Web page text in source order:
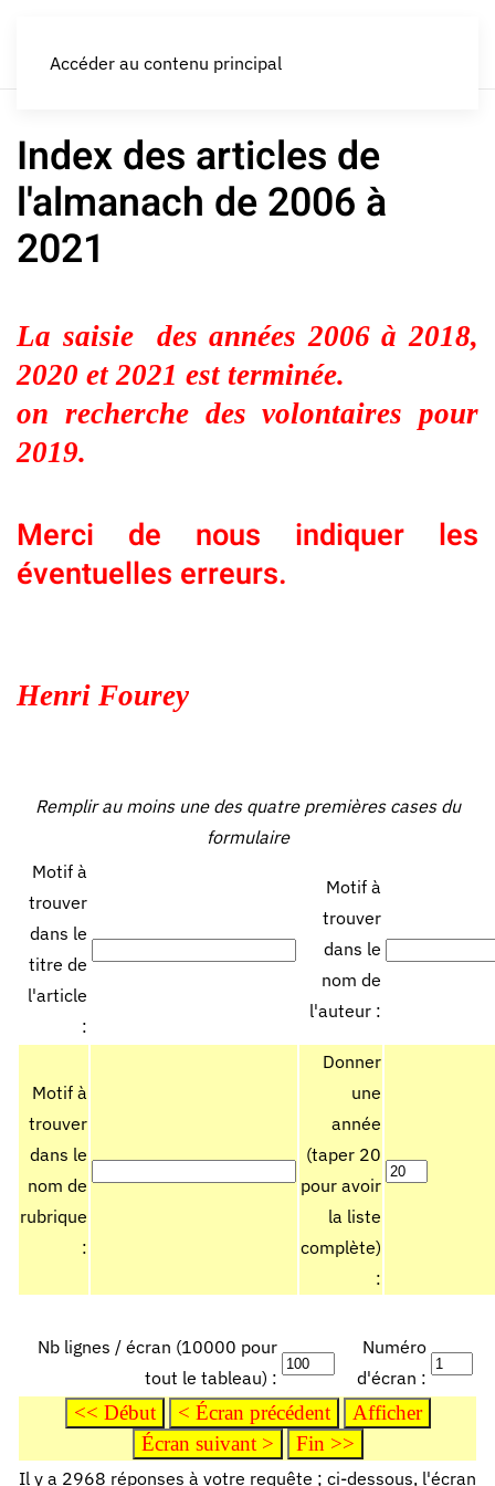
Accéder au contenu principal
Index des articles de
l'almanach de 2006 à
2021
La saisie des années 2006 à 2018,
2020 et 2021 est terminée.
on recherche des volontaires pour
2019.
Merci de nous indiquer les
éventuelles erreurs.
Henri Fourey
Remplir au moins une des quatre premières cases du
formulaire
Motif à
trouver
dans le
titre de
l'article
:
Motif à
trouver
dans le
nom de
l'auteur :
Motif à
trouver
dans le
nom de
rubrique
:
Donner
une
année
(taper 20
pour avoir
la liste
complète)
:
Nb lignes / écran (10000 pour
tout le tableau) :
Numéro
d'écran :
Il y a 2968 réponses à votre requête ; ci-dessous, l'écran